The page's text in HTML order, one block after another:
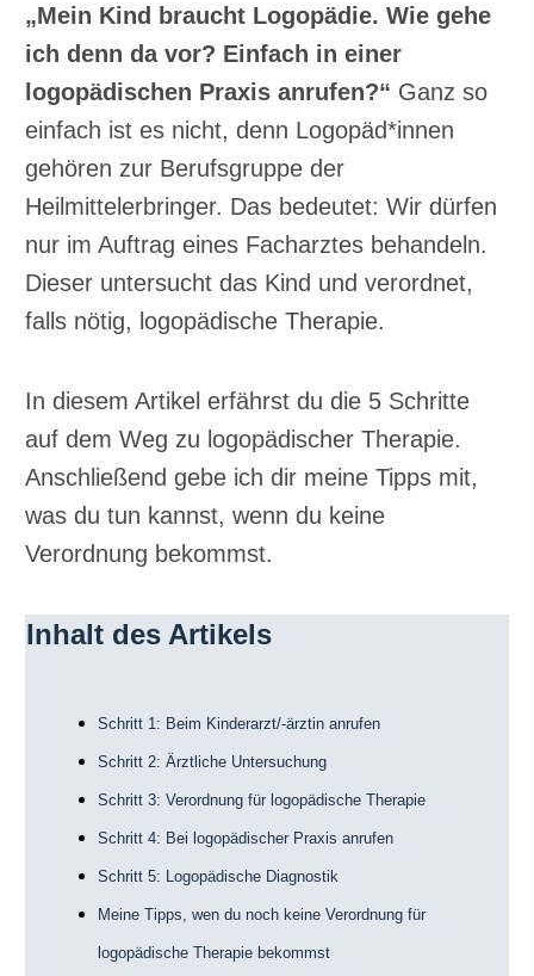
„Mein Kind braucht Logopädie. Wie gehe
ich denn da vor? Einfach in einer
logopädischen Praxis anrufen?“ Ganz so
einfach ist es nicht, denn Logopäd*innen
gehören zur Berufsgruppe der
Heilmittelerbringer. Das bedeutet: Wir dürfen
nur im Auftrag eines Facharztes behandeln.
Dieser untersucht das Kind und verordnet,
falls nötig, logopädische Therapie.
In diesem Artikel erfährst du die 5 Schritte
auf dem Weg zu logopädischer Therapie.
Anschließend gebe ich dir meine Tipps mit,
was du tun kannst, wenn du keine
Verordnung bekommst.
Inhalt des Artikels
Schritt 1: Beim Kinderarzt/-ärztin anrufen
Schritt 2: Ärztliche Untersuchung
Schritt 3: Verordnung für logopädische Therapie
Schritt 4: Bei logopädischer Praxis anrufen
Schritt 5: Logopädische Diagnostik
Meine Tipps, wen du noch keine Verordnung für
logopädische Therapie bekommst